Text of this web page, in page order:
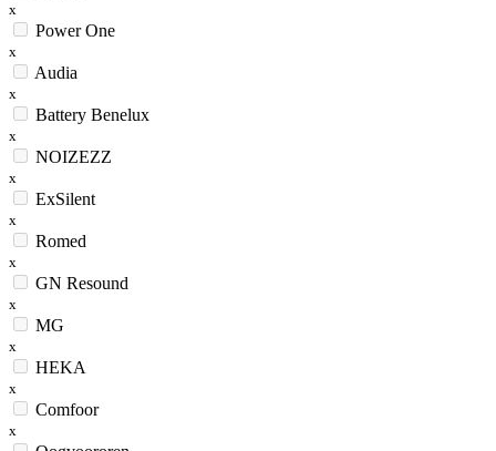
x
Power One
x
Audia
x
Battery Benelux
x
NOIZEZZ
x
ExSilent
x
Romed
x
GN Resound
x
MG
x
HEKA
x
Comfoor
x